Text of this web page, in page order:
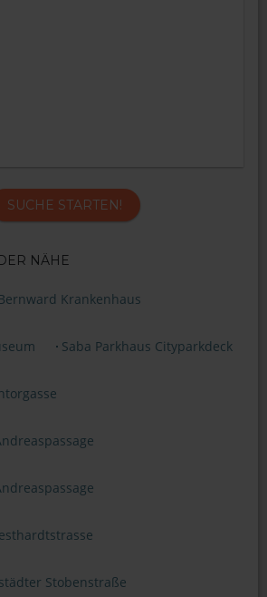
SUCHE STARTEN!
NÄHE
Krankenhaus
Saba Parkhaus Cityparkdeck
Stobenstraße